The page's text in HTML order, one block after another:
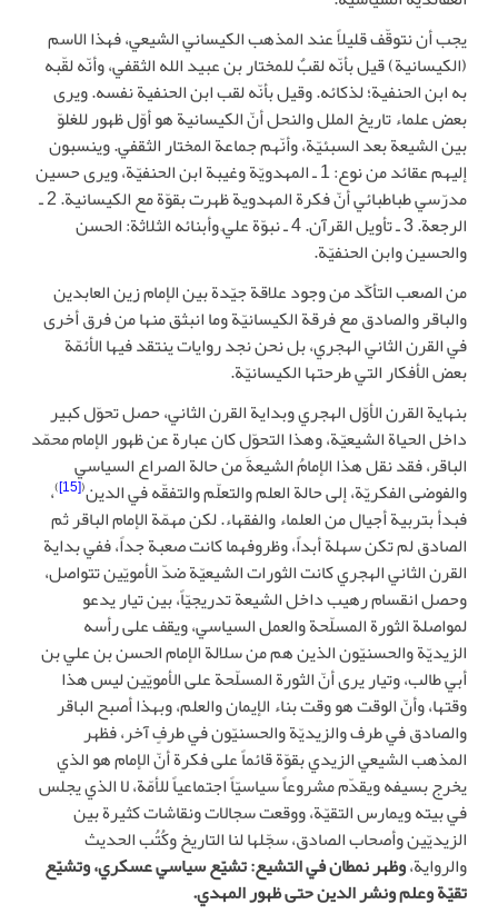
يجب أن نتوقّف قليلاً عند المذهب الكيساني الشيعي، فهذا الاسم
(الكيسانية) قيل بأنّه لقبٌ للمختار بن عبيد الله الثقفي، وأنّه لقّبه
به ابن الحنفية؛ لذكائه. وقيل بأنّه لقب ابن الحنفية نفسه. ويرى
بعض علماء تاريخ الملل والنحل أنّ الكيسانية هو أوّل ظهور للغلوّ
بين الشيعة بعد السبئيّة، وأنّهم جماعة المختار الثقفي. وينسبون
إليهم عقائد من نوع: 1 ـ المهدويّة وغيبة ابن الحنفيّة، ويرى حسين
مدرّسي طباطبائي أنّ فكرة المهدوية ظهرت بقوّة مع الكيسانية. 2 ـ
الرجعة. 3 ـ تأويل القرآن. 4 ـ نبوّة عليّ وأبنائه الثلاثة: الحسن
والحسين وابن الحنفيّة.
من الصعب التأكّد من وجود علاقة جيّدة بين الإمام زين العابدين
والباقر والصادق مع فرقة الكيسانيّة وما انبثق منها من فرق أخرى
في القرن الثاني الهجري، بل نحن نجد روايات ينتقد فيها الأئمّة
بعض الأفكار التي طرحتها الكيسانيّة.
بنهاية القرن الأوّل الهجري وبداية القرن الثاني، حصل تحوّل كبير
داخل الحياة الشيعيّة، وهذا التحوّل كان عبارة عن ظهور الإمام محمّد
الباقر، فقد نقل هذا الإمامُ الشيعةَ من حالة الصراع السياسي
والفوضى الفكريّة، إلى حالة العلم والتعلّم والتفقّه في الدين(
[15]
)،
فبدأ بتربية أجيال من العلماء والفقهاء. لكن مهمّة الإمام الباقر ثم
الصادق لم تكن سهلة أبداً، وظروفهما كانت صعبة جداً، ففي بداية
القرن الثاني الهجري كانت الثورات الشيعيّة ضدّ الأمويّين تتواصل،
وحصل انقسام رهيب داخل الشيعة تدريجيّاً، بين تيار يدعو
لمواصلة الثورة المسلّحة والعمل السياسي، ويقف على رأسه
الزيديّة والحسنيّون الذين هم من سلالة الإمام الحسن بن علي بن
أبي طالب، وتيار يرى أنّ الثورة المسلّحة على الأمويّين ليس هذا
وقتها، وأنّ الوقت هو وقت بناء الإيمان والعلم، وبهذا أصبح الباقر
والصادق في طرف والزيديّة والحسنيّون في طرفٍ آخر، فظهر
المذهب الشيعي الزيدي بقوّة قائماً على فكرة أنّ الإمام هو الذي
يخرج بسيفه ويقدّم مشروعاً سياسيّاً اجتماعياً للأمّة، لا الذي يجلس
في بيته ويمارس التقيّة، ووقعت سجالات ونقاشات كثيرة بين
الزيديّين وأصحاب الصادق، سجّلها لنا التاريخ وكُتُب الحديث
والرواية،وظهر نمطان في التشيع: تشيّع سياسي عسكري، وتشيّع
تقيّة وعلم ونشر الدين حتى ظهور المهدي.